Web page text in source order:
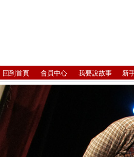
回到首頁 會員中心 我要說故事 新